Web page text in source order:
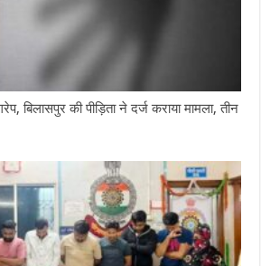
बिलासपुर की पीड़िता ने दर्ज कराया मामला, तीन